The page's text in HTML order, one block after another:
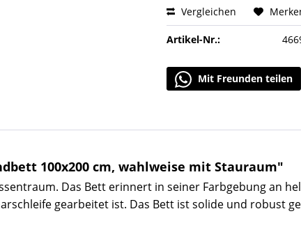
Vergleichen
Artikel-Nr.:
Mit Freunden teilen
100x200 cm, wahlweise mit Stauraum"
Das Bett erinnert in seiner Farbgebung an
gearbeitet ist. Das Bett ist solide und robust